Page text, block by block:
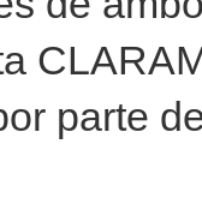
parte